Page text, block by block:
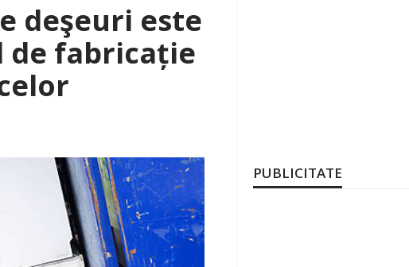
deşeuri este
de fabricație
PUBLICITATE